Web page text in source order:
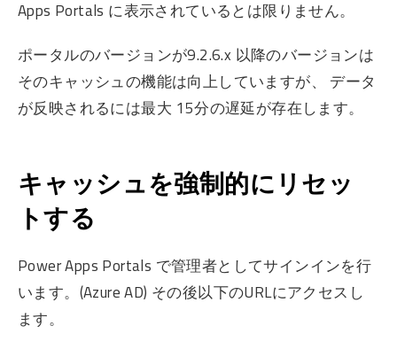
Apps Portals に表示されているとは限りません。
ポータルのバージョンが9.2.6.x 以降のバージョンは
そのキャッシュの機能は向上していますが、 データ
が反映されるには最大 15分の遅延が存在します。
キャッシュを強制的にリセッ
トする
Power Apps Portals で管理者としてサインインを行
います。(Azure AD) その後以下のURLにアクセスし
ます。